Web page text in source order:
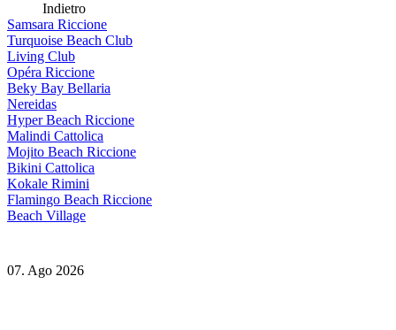
Indietro
Samsara Riccione
Turquoise Beach Club
Living Club
Opéra Riccione
Beky Bay Bellaria
Nereidas
Hyper Beach Riccione
Malindi Cattolica
Mojito Beach Riccione
Bikini Cattolica
Kokale Rimini
Flamingo Beach Riccione
Beach Village
07. Ago 2026